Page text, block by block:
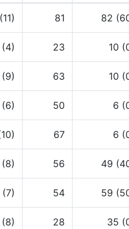
81 82
23 10
(9) 63 10
(6) 50 6
67 6
(8) 56 49
(7) 54 59
(8) 28 35